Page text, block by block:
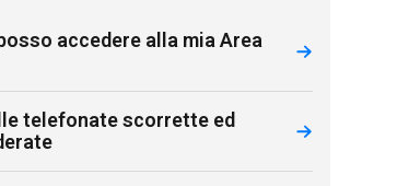
accedere alla mia Area
telefonate scorrette ed